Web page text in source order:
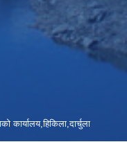
कार्यालय,हिकिला,दार्चुला